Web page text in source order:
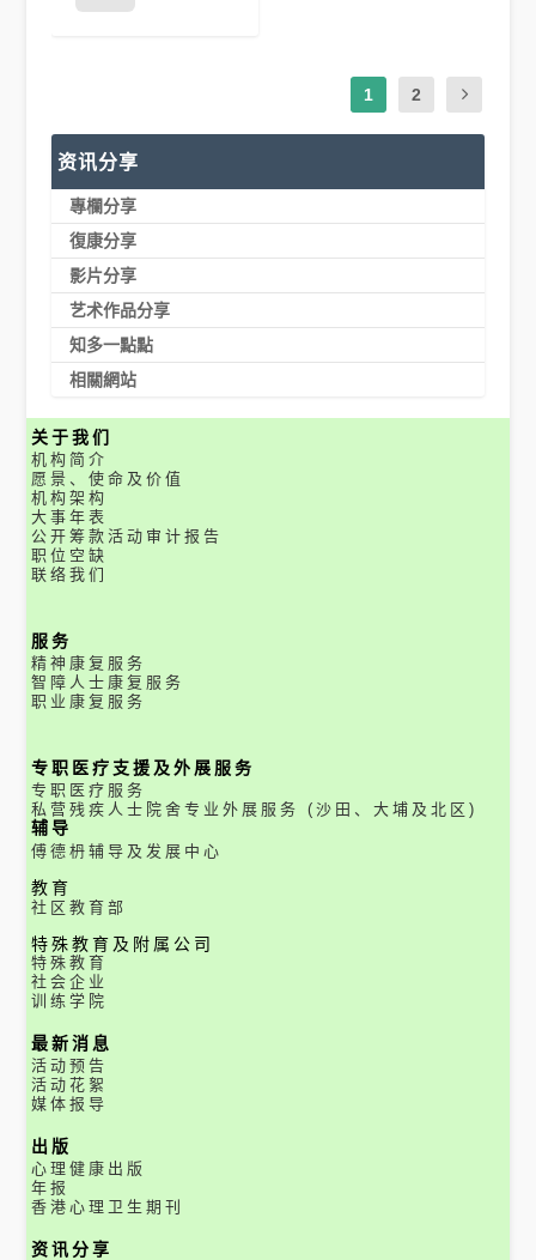
1 2
资讯分享
專欄分享
復康分享
影片分享
艺术作品分享
知多一點點
相關網站
关于我们
机构简介
愿景、使命及价值
机构架构
大事年表
公开筹款活动审计报告
职位空缺
联络我们
服务
精神康复服务
智障人士康复服务
职业康复服务
专职医疗支援及外展服务
专职医疗服务
私营残疾人士院舍专业外展服务 (沙田、大埔及北区)
辅导
傅德枬辅导及发展中心
教育
社区教育部
特殊教育及附属公司
特殊教育
社会企业
训练学院
最新消息
活动预告
活动花絮
媒体报导
出版
心理健康出版
年报
香港心理卫生期刊
资讯分享